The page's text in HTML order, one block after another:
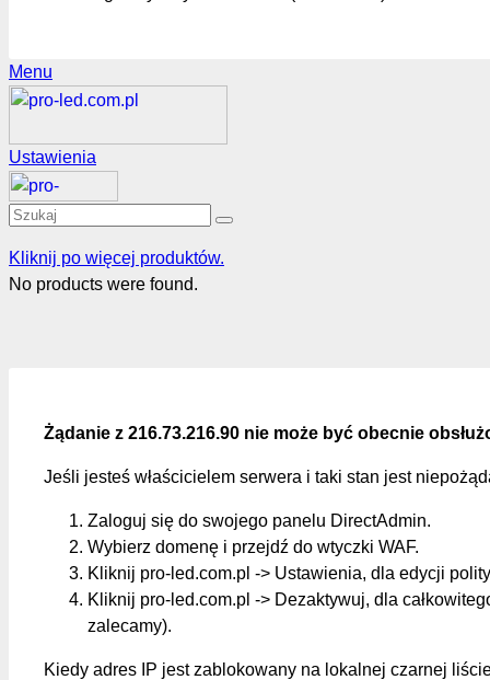
Menu
Ustawienia
Kliknij po więcej produktów.
No products were found.
Żądanie z 216.73.216.90 nie może być obecnie
Jeśli jesteś właścicielem serwera i taki stan jest
Zaloguj się do swojego panelu DirectAdmin.
Wybierz domenę i przejdź do wtyczki WAF.
Kliknij pro-led.com.pl -> Ustawienia, dla edycji
Kliknij pro-led.com.pl -> Dezaktywuj, dla
zalecamy).
Kiedy adres IP jest zablokowany na lokalnej czarnej